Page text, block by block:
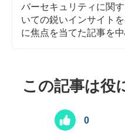
バーセキュリティに関
いての鋭いインサイト
に焦点を当てた記事を中
この記事は役
0